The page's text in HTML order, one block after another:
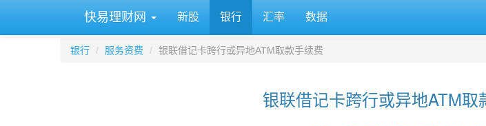
快易理财网 新股 银行 汇率 数据
银行 服务资费 银联借记卡跨行或异地ATM取款手续费
银联借记卡跨行或异地ATM